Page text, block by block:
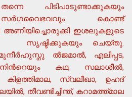
പിടിപാടുണ്ടാക്കുകയും
കൊണ്ട്
ഇശലുകളുടെ
സൃഷ്ടിക്കുകയും ചെയ്തു.
ല്‍ജമാല്‍, എലിപ്പട,
കഥ, സലാശീല്‍,
കിളത്തിമാല, സ്വലീഖാ, ഉഹദ്
തീവണ്ടിച്ചിന്ത്, കറാമത്ത്മാല